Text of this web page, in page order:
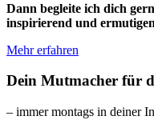
Dann begleite ich dich
inspirierend und
Mehr erfahren
Dein Mutmacher für
– immer montags in deiner